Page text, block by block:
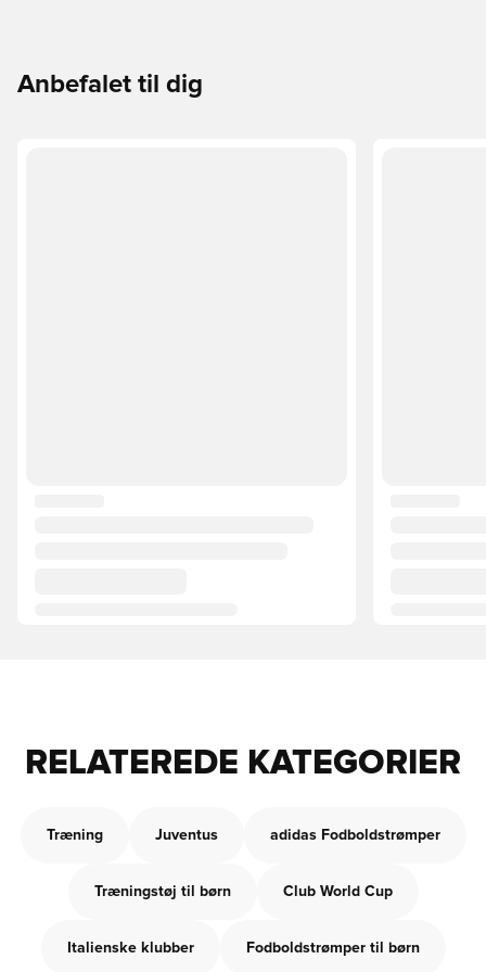
Anbefalet til dig
RELATEREDE KATEGORIER
Træning Juventus adidas Fodboldstrømper
Træningstøj til børn Club World Cup
Italienske klubber Fodboldstrømper til børn